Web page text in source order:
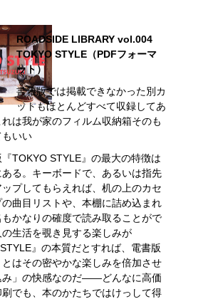
ROADSIDE LIBRARY vol.004
TOKYO STYLE（PDFフォーマ
ット）
書籍版では掲載できなかった別カ
ットもほとんどすべて収録してあ
は我が家のフィルム収納箱そのも
いい
TOKYO STYLE』の最大の特徴は
ある。キーボードで、あるいは指先
プしてもらえれば、机の上のカセ
の曲目リストや、本棚に詰め込まれ
かなりの確度で読み取ることがで
の生活を覗き見する楽しみが
STYLE』の本質だとすれば、電書版
はその密やかな楽しみを倍加させ
み」の快感なのだ――どんなに高価
でも、本のかたちではけっして得